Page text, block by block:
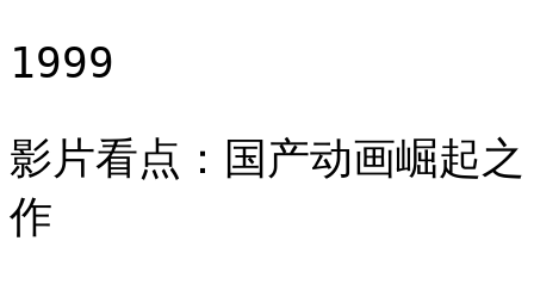
1999
影片看点：国产动画崛起之
作